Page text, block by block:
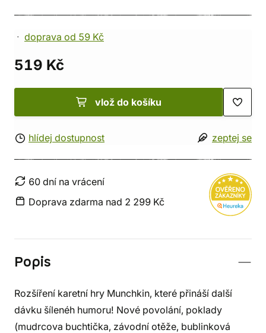
doprava od 59 Kč
519 Kč
vlož do košíku
hlídej dostupnost zeptej se
60 dní na vrácení
Doprava zdarma nad 2 299 Kč
Popis
Rozšíření karetní hry Munchkin, které přináší další
dávku šílenéh humoru! Nové povolání, poklady
(mudrcova buchtička, závodní otěže, bublinková